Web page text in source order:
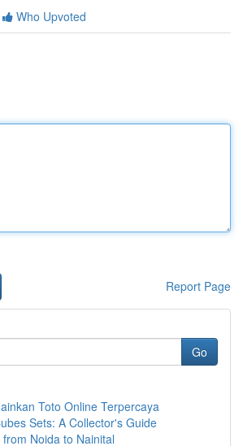
Who Upvoted
Report Page
Go
Toto Online Terpercaya
Sets: A Collector's Guide
Noida to Nainital